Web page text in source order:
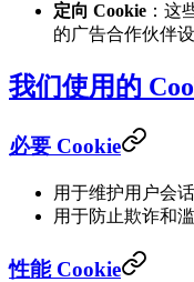
定向 Cookie ：这
的广告合作伙伴
我们使用的
必要 Cookie
用于维护用户会
用于防止欺诈和
性能 Cookie